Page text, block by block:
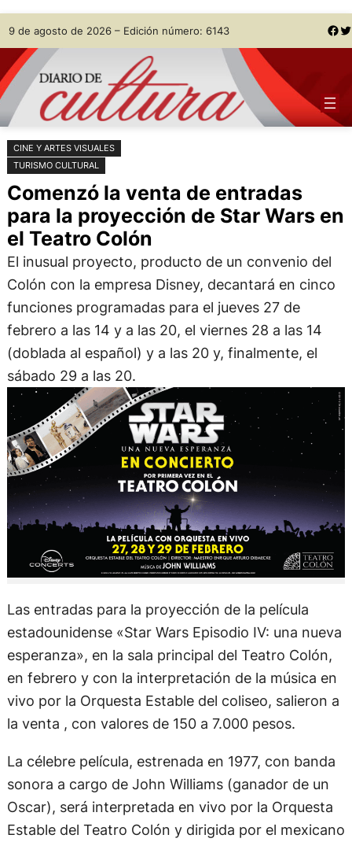
Saltar
al
contenido
Skip
to
content
9 de agosto de 2026 – Edición número: 6143 Facebook Twitter
CINE Y ARTES VISUALES
TURISMO CULTURAL
Comenzó la venta de entradas
para la proyección de Star Wars en
el Teatro Colón
El inusual proyecto, producto de un convenio del
Colón con la empresa Disney, decantará en cinco
funciones programadas para el jueves 27 de
febrero a las 14 y a las 20, el viernes 28 a las 14
(doblada al español) y a las 20 y, finalmente, el
sábado 29 a las 20.
Las entradas para la proyección de la película
estadounidense «Star Wars Episodio IV: una nueva
esperanza», en la sala principal del Teatro Colón,
en febrero y con la interpretación de la música en
vivo por la Orquesta Estable del coliseo, salieron a
la venta , con valores de 150 a 7.000 pesos.
La célebre película, estrenada en 1977, con banda
sonora a cargo de John Williams (ganador de un
Oscar), será interpretada en vivo por la Orquesta
Estable del Teatro Colón y dirigida por el mexicano